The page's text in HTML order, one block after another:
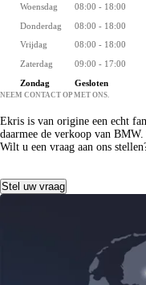
Woensdag
08:00 - 18:00
Donderdag
08:00 - 18:00
Vrijdag
08:00 - 18:00
Zaterdag
09:00 - 17:00
Zondag
Gesloten
NEEM CONTACT OP MET ONS.
Ekris is van origine een echt
daarmee de verkoop van
Wilt u een vraag aan ons
Stel uw vraag